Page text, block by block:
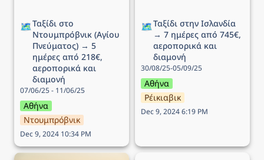
🗺️Ταξίδι στο
Ντουμπρόβνικ (Αγίου
Πνεύματος) → 5
ημέρες από 218€,
αεροπορικά και
διαμονή
07/06/25 - 11/06/25
Αθήνα
Ντουμπρόβνικ
Dec 9, 2024 10:34 PM
🗺️Ταξίδι στην Ισλανδία
→ 7 ημέρες από 745€,
αεροπορικά και
διαμονή
30/08/25-05/09/25
Αθήνα
Ρέικιαβικ
Dec 9, 2024 6:19 PM